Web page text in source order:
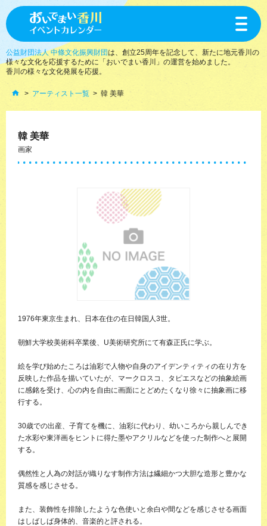
toggle
公益財団法人 中條文化振興財団は、創立25周年を記念して、新たに地元香川の
様々な文化を応援するために「おいでまい香川」の運営を始めました。
香川の様々な文化発展を応援。
アーティスト一覧 韓 美華
韓 美華
画家
1976年東京生まれ、日本在住の在日韓国人3世。
朝鮮大学校美術科卒業後、U美術研究所にて有森正氏に学ぶ。
絵を学び始めたころは油彩で人物や自身のアイデンティティの在り方を
反映した作品を描いていたが、マークロスコ、タピエスなどの抽象絵画
に感銘を受け、心の内を自由に画面にとどめたくなり徐々に抽象画に移
行する。
30歳での出産、子育てを機に、油彩に代わり、幼いころから親しんでき
た水彩や東洋画をヒントに得た墨やアクリルなどを使った制作へと展開
する。
偶然性と人為の対話が織りなす制作方法は繊細かつ大胆な造形と豊かな
質感を感じさせる。
また、装飾性を排除したような色使いと余白や間などを感じさせる画面
はしばしば身体的、音楽的と評される。